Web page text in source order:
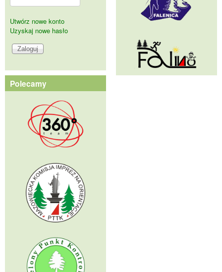
Utwórz nowe konto
Uzyskaj nowe hasło
Polecamy